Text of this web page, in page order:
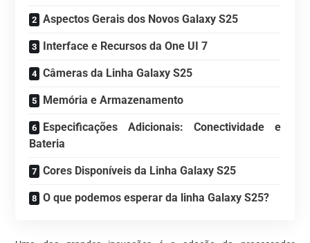
Aspectos Gerais dos Novos Galaxy S25
Interface e Recursos da One UI 7
Câmeras da Linha Galaxy S25
Memória e Armazenamento
Especificações Adicionais: Conectividade e
Bateria
Cores Disponíveis da Linha Galaxy S25
O que podemos esperar da linha Galaxy S25?